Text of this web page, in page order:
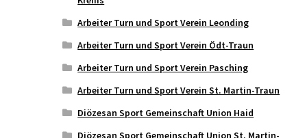
Arbeiter Turn und Sport Verein Leonding
Arbeiter Turn und Sport Verein Ödt-Traun
Arbeiter Turn und Sport Verein Pasching
Arbeiter Turn und Sport Verein St. Martin-Traun
Diözesan Sport Gemeinschaft Union Haid